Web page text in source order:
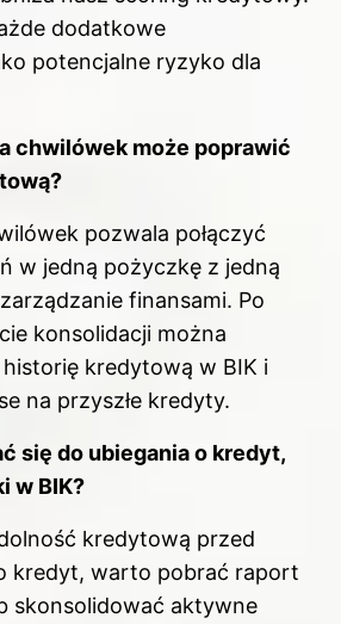
dodatkowe
potencjalne ryzyko dla
chwilówek może poprawić
pozwala połączyć
w jedną pożyczkę z jedną
finansami. Po
konsolidacji można
kredytową w BIK i
na przyszłe kredyty.
się do ubiegania o kredyt,
w BIK?
kredytową przed
kredyt, warto pobrać raport
skonsolidować aktywne